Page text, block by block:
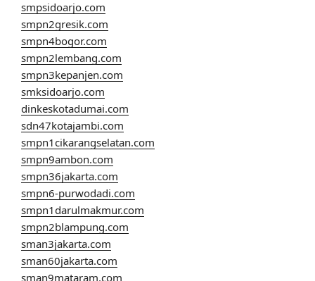
smpsidoarjo.com
smpn2gresik.com
smpn4bogor.com
smpn2lembang.com
smpn3kepanjen.com
smksidoarjo.com
dinkeskotadumai.com
sdn47kotajambi.com
smpn1cikarangselatan.com
smpn9ambon.com
smpn36jakarta.com
smpn6-purwodadi.com
smpn1darulmakmur.com
smpn2blampung.com
sman3jakarta.com
sman60jakarta.com
sman9mataram.com